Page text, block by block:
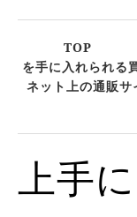
TOP
を手に入れられる
ネット上の通販
上手